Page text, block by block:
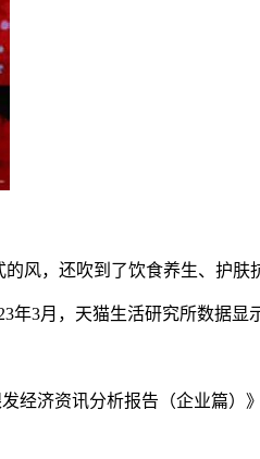
风，还吹到了饮食养生、护肤
3月，天猫生活研究所数据显
经济资讯分析报告（企业篇